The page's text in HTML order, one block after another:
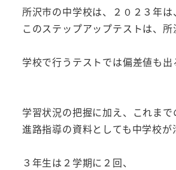
所沢市の中学校は、２０２３年
このステップアップテストは、
学校で行うテストでは偏差値も出
学習状況の把握に加え、これまで
進路指導の資料としても中学校が
３年生は２学期に２回、